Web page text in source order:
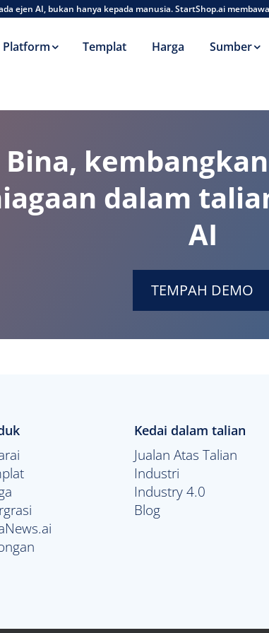
ejen AI, bukan hanya kepada manusia. StartShop.ai
Platform Templat Harga Sumber
Bina,
dalam
AI
TEMPAH DEMO
Kedai dalam talian
Jualan Atas Talian
Industri
Industry 4.0
Blog